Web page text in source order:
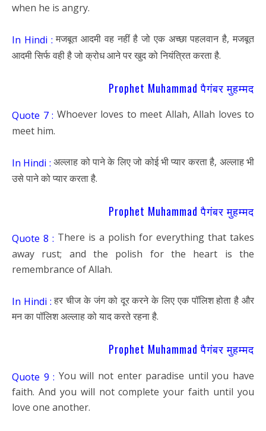
when he is angry.
In Hindi : मजबूत आदमी वह नहीं है जो एक अच्छा पहलवान है, मजबूत
आदमी सिर्फ वही है जो क्रोध आने पर खुद को नियंत्रित करता है.
Prophet Muhammad पैगंबर मुहम्मद
Quote 7 : Whoever loves to meet Allah, Allah loves to
meet him.
In Hindi : अल्लाह को पाने के लिए जो कोई भी प्यार करता है, अल्लाह भी
उसे पाने को प्यार करता है.
Prophet Muhammad पैगंबर मुहम्मद
Quote 8 : There is a polish for everything that takes
away rust; and the polish for the heart is the
remembrance of Allah.
In Hindi :हर चीज के जंग को दूर करने के लिए एक पॉलिश होता है और
मन का पॉलिश अल्लाह को याद करते रहना है.
Prophet Muhammad पैगंबर मुहम्मद
Quote 9 : You will not enter paradise until you have
faith. And you will not complete your faith until you
love one another.